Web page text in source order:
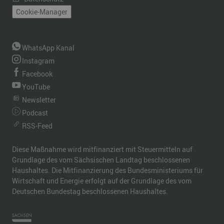
Cookie-Manager
WhatsApp Kanal
Instagram
Facebook
YouTube
Newsletter
Podcast
RSS-Feed
Diese Maßnahme wird mitfinanziert mit Steuermitteln auf
Grundlage des vom Sächsischen Landtag beschlossenen
Haushaltes. Die Mitfinanzierung des Bundesministeriums für
Wirtschaft und Energie erfolgt auf der Grundlage des vom
Deutschen Bundestag beschlossenen Haushaltes.